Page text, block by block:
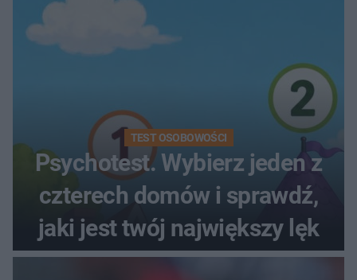
TEST OSOBOWOŚCI
Psychotest. Wybierz jeden z
czterech domów i sprawdź,
jaki jest twój największy lęk